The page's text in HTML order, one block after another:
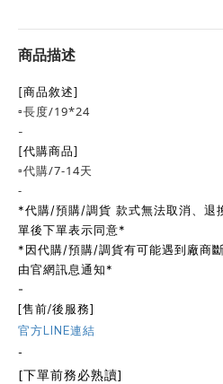
商品描述
[商品敘述]
▫️長度/19*24
-
[代購商品]
▫️代購/7-14天
-
*代購/預購/調貨 款式無法取消、退
單後下單表示同意*
*因代購/預購/調貨有可能遇到廠商
由官網訊息通知*
-
[售前/後服務]
官方LINE連結
-
[下單前務必熟讀]